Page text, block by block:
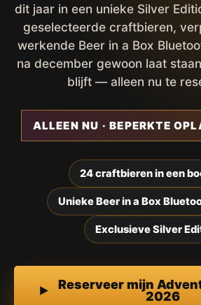
dit jaar in een unieke Silver
geselecteerde craftbieren,
werkende Beer in a Box
na december gewoon laat
blijft — alleen nu te
ALLEEN NU · BEPERKTE
24 craftbieren in een
Unieke Beer in a Box
Exclusieve Silver
Reserveer mijn
2026